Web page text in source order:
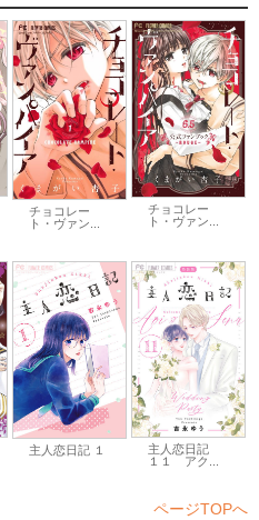
チョコレー
ト・ヴァン...
チョコレー
ト・ヴァン...
主人恋日記 １
主人恋日記
１１ アク...
ページTOPへ